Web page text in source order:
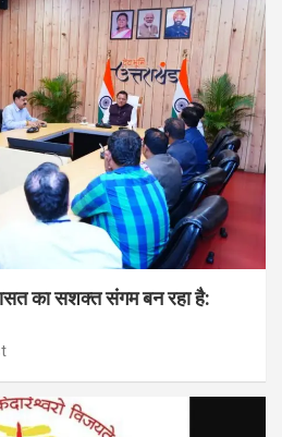
का सशक्त संगम बन रहा है: